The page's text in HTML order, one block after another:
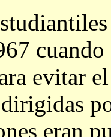
evitar
eran